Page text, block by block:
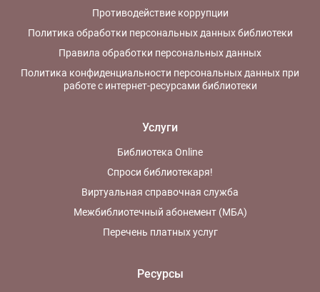
Противодействие коррупции
Политика обработки персональных данных библиотеки
Правила обработки персональных данных
Политика конфиденциальности персональных данных при
работе с интернет-ресурсами библиотеки
Услуги
Библиотека Online
Спроси библиотекаря!
Виртуальная справочная служба
Межбиблиотечный абонемент (МБА)
Перечень платных услуг
Ресурсы